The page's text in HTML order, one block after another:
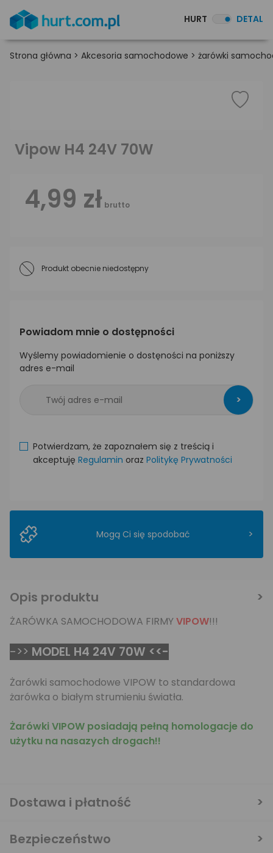
HURT DETAL
Strona główna > Akcesoria samochodowe > żarówki
Vipow H4 24V 70W
4,99 zł brutto
Produkt obecnie niedostępny
Powiadom mnie o dostępności
Wyślemy powiadomienie o dostęności na poniższy
adres e-mail
>
Potwierdzam, że zapoznałem się z treścią i
akceptuję Regulamin oraz Politykę Prywatności
Mogą Ci się spodobać >
Opis produktu
ŻARÓWKA SAMOCHODOWA FIRMYVIPOW!!!
->> MODEL H4 24V 70W <<-
Żarówki samochodowe VIPOW to standardowa
żarówka o białym strumieniu światła.
Żarówki VIPOW posiadają pełną homologacje do
użytku na nasazych drogach!!
Dostawa i płatność
Bezpieczeństwo